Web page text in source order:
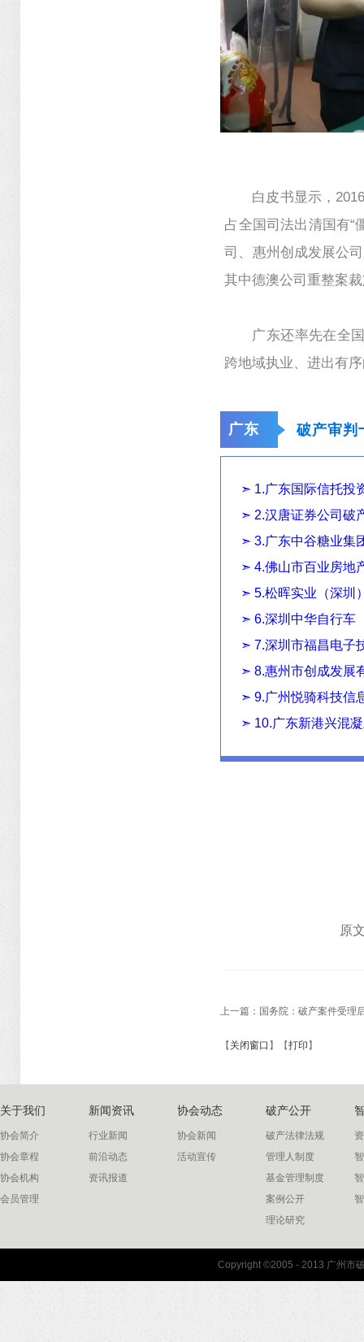
白皮书显示，
占全国司法出清国有“
司、惠州创成发展公
其中德澳公司重整案
广东还率先在全
跨地域执业、进出有
广东 破产审判
➣ 1.广东国际信托投
➣ 2.汉唐证券公司破
➣ 3.广东中谷糖业集
➣ 4.佛山市百业房地
➣ 5.松晖实业（深圳
➣ 6.深圳中华自行车
➣ 7.深圳市福昌电子
➣ 8.惠州市创成发展
➣ 9.广州悦骑科技信
➣ 10.广东新港兴混
原
上一篇： 国务院：破产案件受理
【 关闭窗口 】【打印 】
关于我们
协会简介
协会章程
协会机构
会员管理
新闻资讯
行业新闻
前沿动态
资讯报道
协会动态
协会新闻
活动宣传
破产公开
破产法律法规
管理人制度
基金管理制度
案例公开
理论研究
联系我们
Copyright ©2005 - 2013 广州市